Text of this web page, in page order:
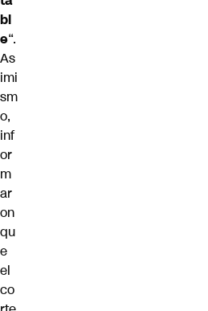
bl
e“.
As
imi
sm
o,
inf
or
m
ar
on
qu
e
el
co